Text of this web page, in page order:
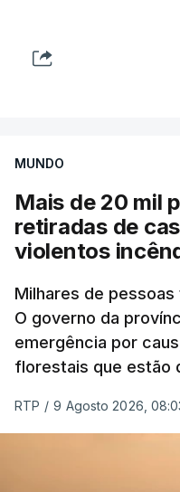
MUNDO
Mais de 20 mil
retiradas de
violentos
Milhares de
O governo da
emergência por
florestais que estão
RTP / 9 Agosto 2026,